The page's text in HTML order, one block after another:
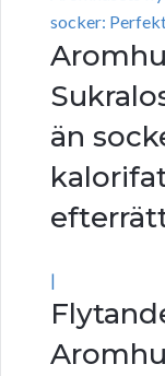
socker:
än
|